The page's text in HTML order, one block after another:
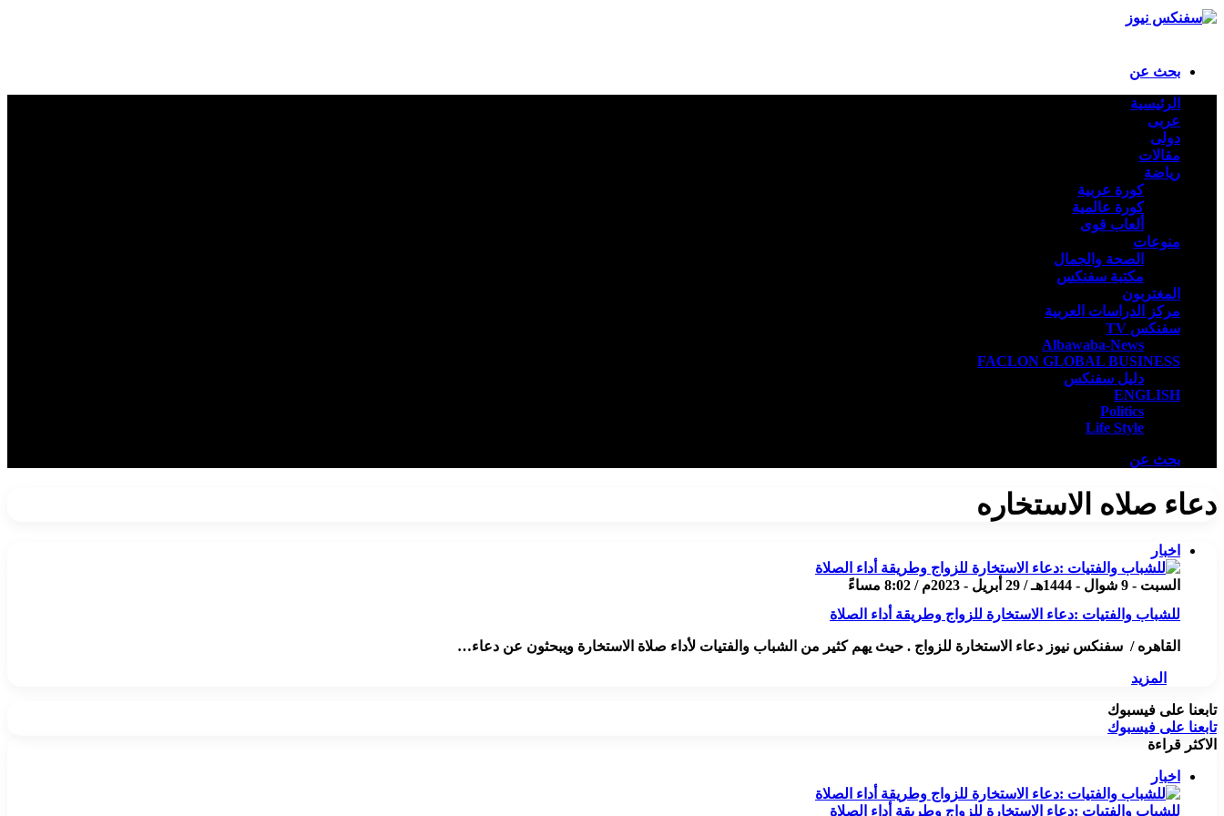
بحث عن
الرئيسية
عربى
دولى
مقالات
رياضة
كورة عربية
كورة عالمية
ألعاب قوى
منوعات
الصحة والجمال
مكتبة سفنكس
المغتربون
مركز الدراسات العربية
سفنكس TV
Albawaba-News
FACLON GLOBAL BUSINESS
دليل سفنكس
ENGLISH
Politics
Life Style
بحث عن
دعاء صلاه الاستخاره
اخبار
السبت - 9 شوال - 1444هـ / 29 أبريل - 2023م / 8:02 مساءً
للشباب والفتيات :دعاء الاستخارة للزواج وطريقة أداء الصلاة
القاهره / سفنكس نيوز دعاء الاستخارة للزواج . حيث يهم كثير من الشباب والفتيات لأداء صلاة الاستخارة ويبحثون عن دعاء…
المزيد
تابعنا على فيسبوك
تابعنا على فيسبوك
الاكثر قراءة
اخبار
للشباب والفتيات :دعاء الاستخارة للزواج وطريقة أداء الصلاة